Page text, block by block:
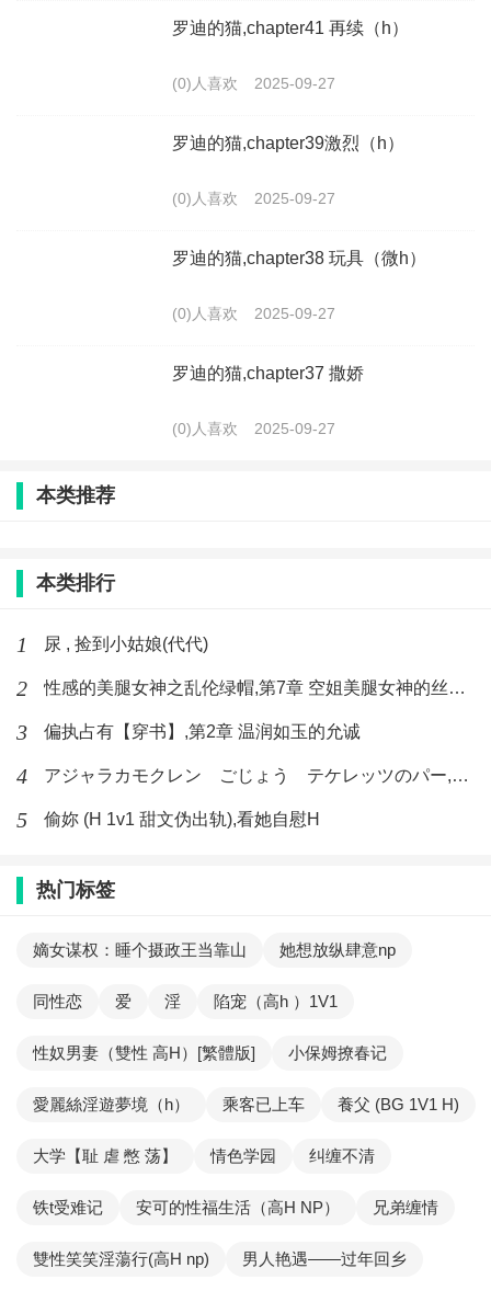
罗迪的猫,chapter41 再续（h）
(0)人喜欢 2025-09-27
罗迪的猫,chapter39激烈（h）
(0)人喜欢 2025-09-27
罗迪的猫,chapter38 玩具（微h）
(0)人喜欢 2025-09-27
罗迪的猫,chapter37 撒娇
(0)人喜欢 2025-09-27
本类推荐
本类排行
1 尿 , 捡到小姑娘(代代)
2 性感的美腿女神之乱伦绿帽,第7章 空姐美腿女神的丝袜足交
3 偏执占有【穿书】,第2章 温润如玉的允诚
4 アジャラカモクレン ごじょう テケレッツのパー,【No. 42 Rube Goldberg Machine】十四
5 偷妳 (H 1v1 甜文伪出轨),看她自慰H
热门标签
嫡女谋权：睡个摄政王当靠山 她想放纵肆意np
同性恋 爱 淫 陷宠（高h ）1V1
性奴男妻（雙性 高H）[繁體版] 小保姆撩春记
愛麗絲淫遊夢境（h） 乘客已上车 養父 (BG 1V1 H)
大学【耻 虐 憋 荡】 情色学园 纠缠不清
铁t受难记 安可的性福生活（高H NP） 兄弟缠情
雙性笑笑淫蕩行(高H np) 男人艳遇——过年回乡